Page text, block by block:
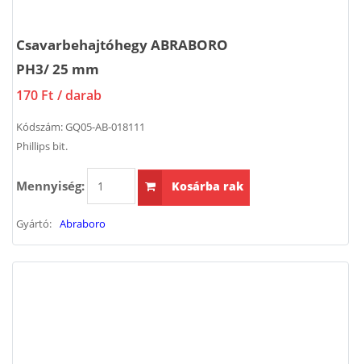
Csavarbehajtóhegy ABRABORO
PH3/ 25 mm
170 Ft / darab
Kódszám:GQ05-AB-018111
Phillips bit.
Mennyiség: Kosárba rak
Gyártó: Abraboro